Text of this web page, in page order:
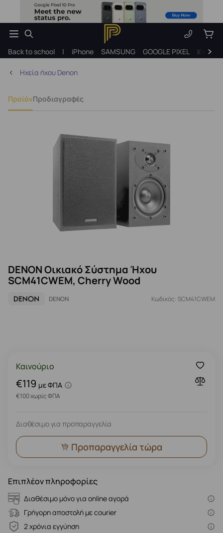
Back to school | iPhone SAMSUNG GOOGLE PIXEL Ιδέες
Ηχεία ήχου Denon
ΠροϊόνΠροδιαγραφές
DENON Οικιακό Σύστημα Ήχου
SCM41CWEM, Cherry Wood
DENON Κωδικός: SCM41CWEM
Καινούριο
€119 με ΦΠΑ
€100 χωρίς ΦΠΑ
Διαθέσιμο για προπαραγγελία
Προπαραγγελία τώρα
Επιπλέον πληροφορίες
Διαθέσιμο μόνο για online αγορά
Γρήγορη αποστολή με courier
2 χρόνια εγγύηση